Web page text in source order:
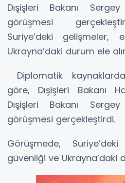
Dışişleri Bakanı
görüşmesi
Suriye’deki gelişmeler,
Ukrayna’daki durum ele
Diplomatik
göre, Dışişleri Bakanı
Dışişleri Bakanı
görüşmesi gerçekleştirdi.
Görüşmede,
güvenliği ve Ukrayna’daki